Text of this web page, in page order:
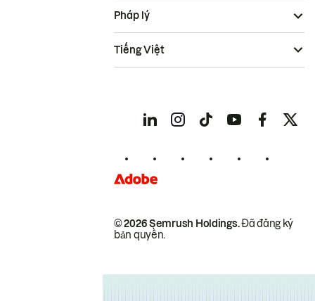
© 2026 Semrush Holdings.Đã đăng ký
bản quyền.
Pháp lý
Tiếng Việt